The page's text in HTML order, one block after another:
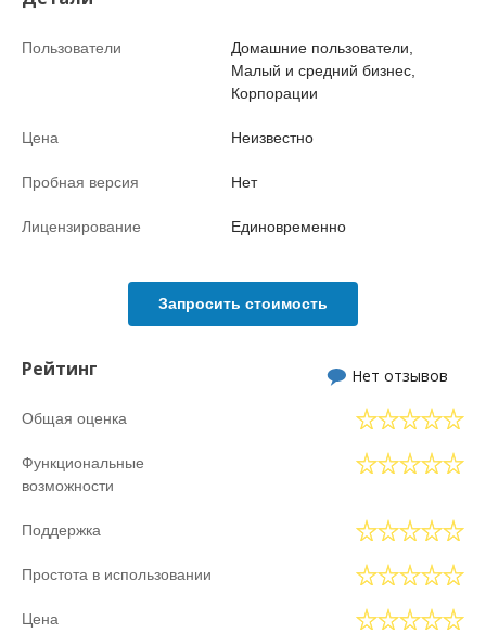
Пользователи
Домашние пользователи,
Малый и средний бизнес,
Корпорации
Цена Неизвестно
Пробная версия Нет
Лицензирование Единовременно
Запросить стоимость
Рейтинг Нет отзывов
Общая оценка
Функциональные
возможности
Поддержка
Простота в использовании
Цена